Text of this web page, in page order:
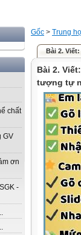
chất
GV
ơn
-
Gốc > Trung
Bài 2.
Bài 2.
tượng tự